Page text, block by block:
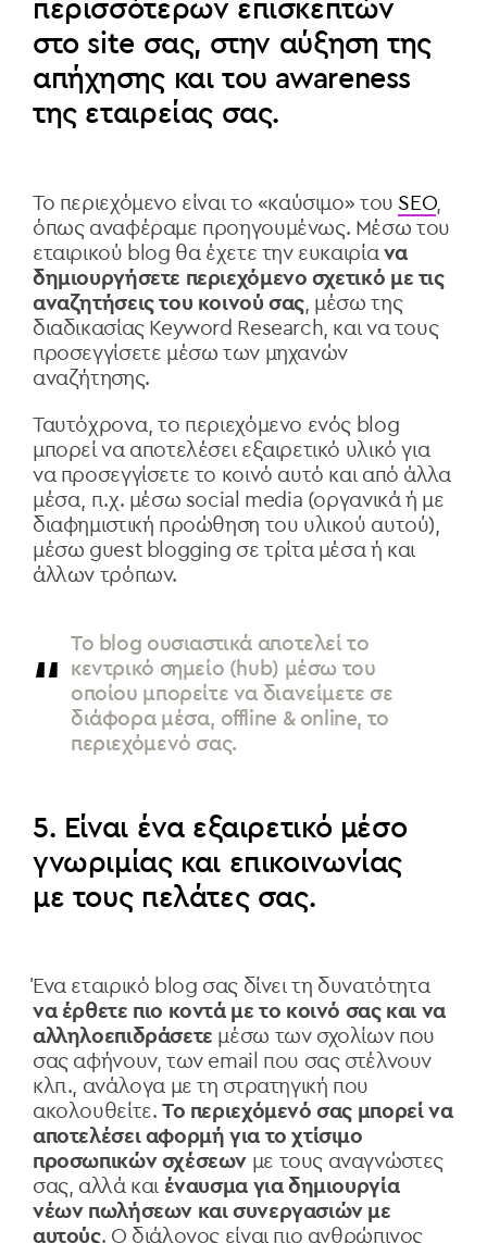
περισσότερων επισκεπτών
στο site σας, στην αύξηση της
απήχησης και του awareness
της εταιρείας σας.
Το περιεχόμενο είναι το «καύσιμο» του SEO,
όπως αναφέραμε προηγουμένως. Μέσω του
εταιρικού blog θα έχετε την ευκαιρία να
δημιουργήσετε περιεχόμενο σχετικό με τις
αναζητήσεις του κοινού σας , μέσω της
διαδικασίας Keyword Research, και να τους
προσεγγίσετε μέσω των μηχανών
αναζήτησης.
Ταυτόχρονα, το περιεχόμενο ενός blog
μπορεί να αποτελέσει εξαιρετικό υλικό για
να προσεγγίσετε το κοινό αυτό και από άλλα
μέσα, π.χ. μέσω social media (οργανικά ή με
διαφημιστική προώθηση του υλικού αυτού),
μέσω guest blogging σε τρίτα μέσα ή και
άλλων τρόπων.
Το blog ουσιαστικά αποτελεί το
κεντρικό σημείο (hub) μέσω του
οποίου μπορείτε να διανείμετε σε
διάφορα μέσα, offline & online, το
περιεχόμενό σας.
5. Είναι ένα εξαιρετικό μέσο
γνωριμίας και επικοινωνίας
με τους πελάτες σας.
Ένα εταιρικό blog σας δίνει τη δυνατότητα
να έρθετε πιο κοντά με το κοινό σας και να
αλληλοεπιδράσετε μέσω των σχολίων που
σας αφήνουν, των email που σας στέλνουν
κλπ., ανάλογα με τη στρατηγική που
ακολουθείτε.Το περιεχόμενό σας μπορεί να
αποτελέσει αφορμή για το χτίσιμο
προσωπικών σχέσεων με τους αναγνώστες
σας, αλλά και έναυσμα για δημιουργία
νέων πωλήσεων και συνεργασιών με
αυτούς. Ο διάλογος είναι πιο ανθρώπινος